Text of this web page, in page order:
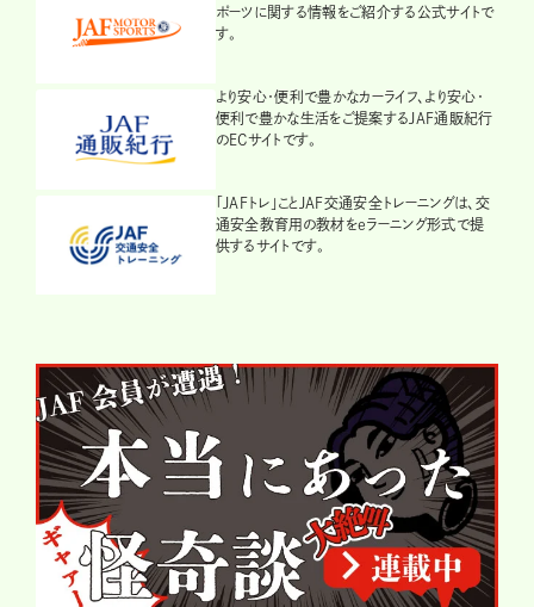
ポーツに関する情報をご紹介する公式サイトで
す。
より安心・便利で豊かなカーライフ、より安心・
便利で豊かな生活をご提案するJAF通販紀行
のECサイトです。
「JAFトレ」ことJAF交通安全トレーニングは、交
通安全教育用の教材をeラーニング形式で提
供するサイトです。